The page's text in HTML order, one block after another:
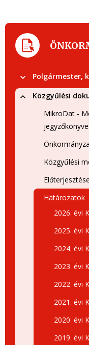
Polgármester,
Közgyűlési
MikroDat -
Közgyűlési
Határozatok
2026. évi
2025. évi
2024. évi
2023. évi
2022. évi
2021. évi
2020. évi
2019. évi